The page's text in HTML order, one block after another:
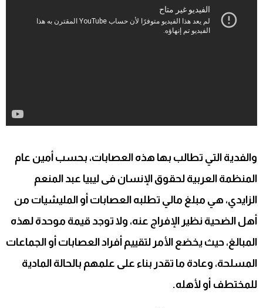
والفدية التي تطالب بها هذه العصابات، بحسب أمين عام
المنظمة العربية لحقوق الإنسان فى ليبيا عبد المنعم
الزايدي، هي مبلغ مالي تطلبه العصابات أو المليشيات من
أهل الضحية نظير الإفراج عنه، ولا توجد قيمة موحدة لهذه
المبالغ، حيث يخضع الأمر لتقييم أفراد العصابات أو الجماعات
المسلحة، وعادة ما تقدر بناء على علمهم بالحالة المادية
للمختطف أو لأهله.